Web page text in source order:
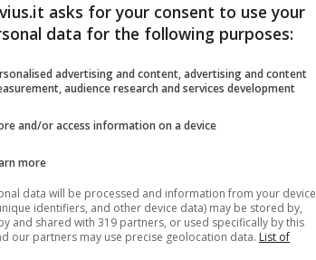
asks for your consent to use your
data for the following purposes:
advertising and content, advertising and content
audience research and services development
and/or access information on a device
more
data will be processed and information from your device
identifiers, and other device data) may be stored by,
and shared with 319 partners, or used specifically by this
our partners may use precise geolocation data. List of